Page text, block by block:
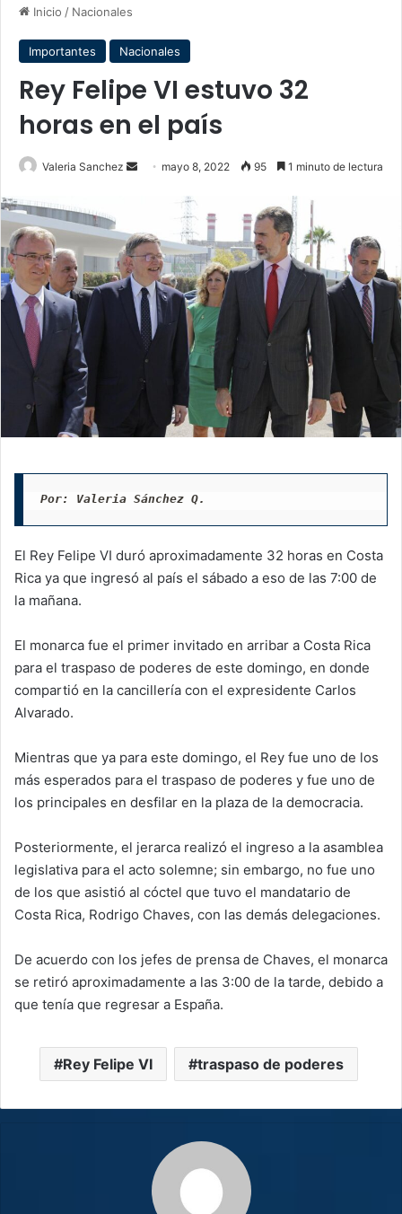
Inicio / Nacionales
Importantes Nacionales
Rey Felipe VI estuvo 32
horas en el país
Valeria Sanchez
Send mayo 8, 2022 95 1 minuto de lectura
Por: Valeria Sánchez Q.
El Rey Felipe VI duró aproximadamente 32 horas en Costa
Rica ya que ingresó al país el sábado a eso de las 7:00 de
la mañana.
El monarca fue el primer invitado en arribar a Costa Rica
para el traspaso de poderes de este domingo, en donde
compartió en la cancillería con el expresidente Carlos
Alvarado.
Mientras que ya para este domingo, el Rey fue uno de los
más esperados para el traspaso de poderes y fue uno de
los principales en desfilar en la plaza de la democracia.
Posteriormente, el jerarca realizó el ingreso a la asamblea
legislativa para el acto solemne; sin embargo, no fue uno
de los que asistió al cóctel que tuvo el mandatario de
Costa Rica, Rodrigo Chaves, con las demás delegaciones.
De acuerdo con los jefes de prensa de Chaves, el monarca
se retiró aproximadamente a las 3:00 de la tarde, debido a
que tenía que regresar a España.
Rey Felipe VI traspaso de poderes